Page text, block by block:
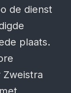
de dienst
plaats.